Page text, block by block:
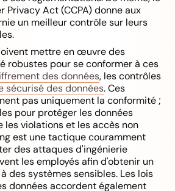
Privacy Act (CCPA) donne aux
un meilleur contrôle sur leurs
mettre en œuvre des
robustes pour se conformer à ces
des données, les contrôles
sécurisé des données. Ces
pas uniquement la conformité ;
pour protéger les données
les violations et les accès non
est une tactique couramment
des attaques d'ingénierie
les employés afin d'obtenir un
des systèmes sensibles. Les lois
données accordent également